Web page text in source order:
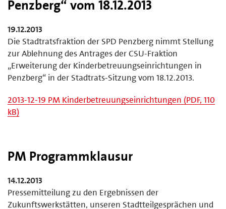
Penzberg“ vom 18.12.2013
19.12.2013
Die Stadtratsfraktion der SPD Penzberg nimmt Stellung
zur Ablehnung des Antrages der CSU-Fraktion
„Erweiterung der Kinderbetreuungseinrichtungen in
Penzberg“ in der Stadtrats-Sitzung vom 18.12.2013.
2013-12-19 PM Kinderbetreuungseinrichtungen (PDF, 110
kB)
PM Programmklausur
14.12.2013
Pressemitteilung zu den Ergebnissen der
Zukunftswerkstätten, unseren Stadtteilgesprächen und